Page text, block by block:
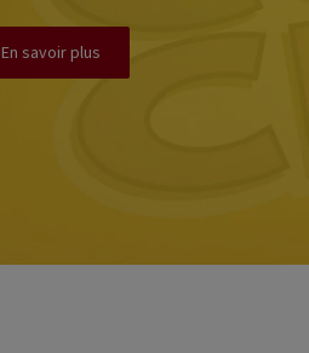
En savoir plus